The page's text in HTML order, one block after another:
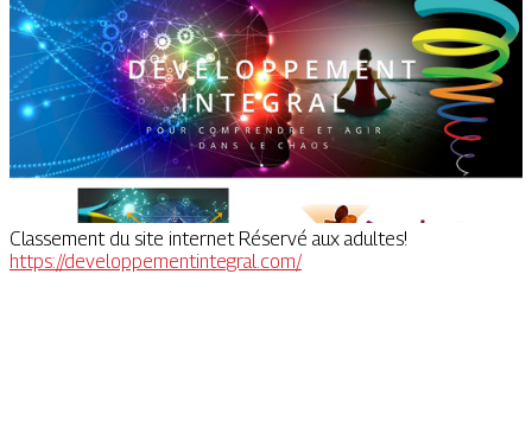
Classement du site internet Réservé aux adultes!
https://developpementintegral.com/